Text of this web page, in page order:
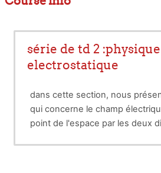
série de td 2
electrostatique
dans cette section, nous
qui concerne le champ
point de l'espace par les deux